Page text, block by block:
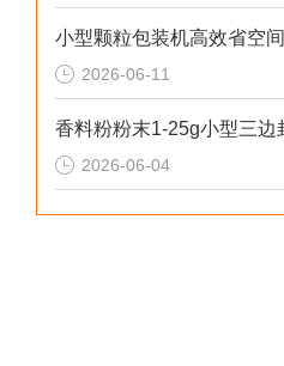
小型颗粒包装机高效省空间
2026-06-11
2026-06-04